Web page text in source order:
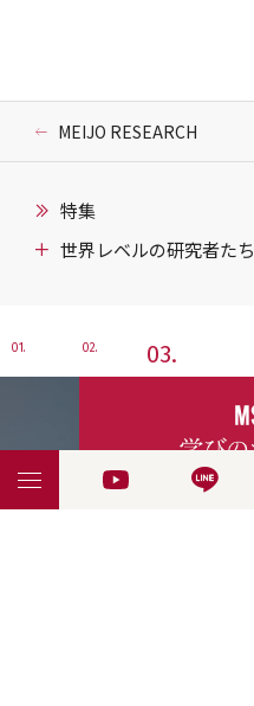
MEIJO RESEARCH
特集
世界レベルの研究者たち
1 2 3